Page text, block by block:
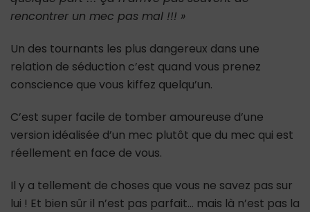
rencontrer un mec pas mal !!! »
Un des tournants les plus dangereux dans une
relation de séduction c’est quand vous prenez
conscience que vous kiffez quelqu’un.
C’est super facile de tomber amoureuse d’une
version idéalisée d’un mec plutôt que du mec qui est
réellement en face de vous.
Il y a tellement de choses que vous ne savez pas sur
lui ! Et bien sûr il n’est pas parfait… mais là n’est pas la